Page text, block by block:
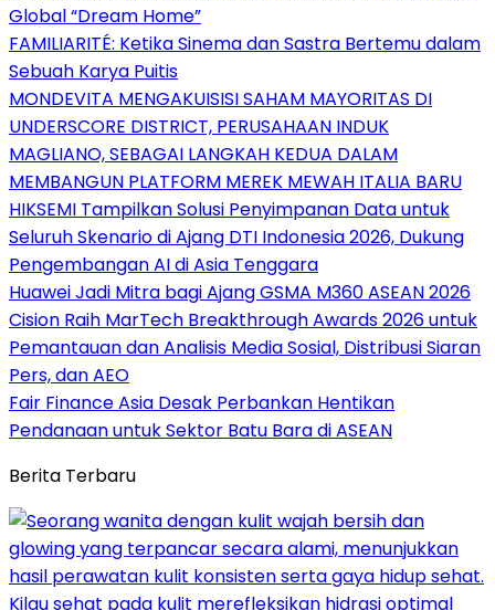
Global “Dream Home”
FAMILIARITÉ: Ketika Sinema dan Sastra Bertemu dalam
Sebuah Karya Puitis
MONDEVITA MENGAKUISISI SAHAM MAYORITAS DI
UNDERSCORE DISTRICT, PERUSAHAAN INDUK
MAGLIANO, SEBAGAI LANGKAH KEDUA DALAM
MEMBANGUN PLATFORM MEREK MEWAH ITALIA BARU
HIKSEMI Tampilkan Solusi Penyimpanan Data untuk
Seluruh Skenario di Ajang DTI Indonesia 2026, Dukung
Pengembangan AI di Asia Tenggara
Huawei Jadi Mitra bagi Ajang GSMA M360 ASEAN 2026
Cision Raih MarTech Breakthrough Awards 2026 untuk
Pemantauan dan Analisis Media Sosial, Distribusi Siaran
Pers, dan AEO
Fair Finance Asia Desak Perbankan Hentikan
Pendanaan untuk Sektor Batu Bara di ASEAN
Berita Terbaru